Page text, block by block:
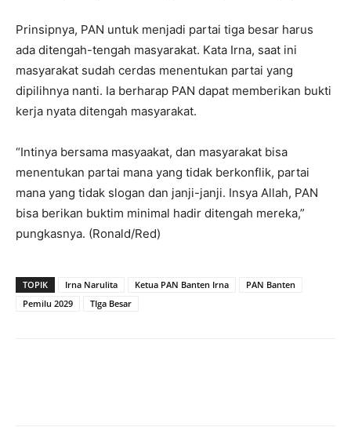
Prinsipnya, PAN untuk menjadi partai tiga besar harus
ada ditengah-tengah masyarakat. Kata Irna, saat ini
masyarakat sudah cerdas menentukan partai yang
dipilihnya nanti. Ia berharap PAN dapat memberikan bukti
kerja nyata ditengah masyarakat.
“Intinya bersama masyaakat, dan masyarakat bisa
menentukan partai mana yang tidak berkonflik, partai
mana yang tidak slogan dan janji-janji. Insya Allah, PAN
bisa berikan buktim minimal hadir ditengah mereka,”
pungkasnya. (Ronald/Red)
TOPIK Irna Narulita Ketua PAN Banten Irna
PAN Banten
Pemilu 2029
TIga Besar